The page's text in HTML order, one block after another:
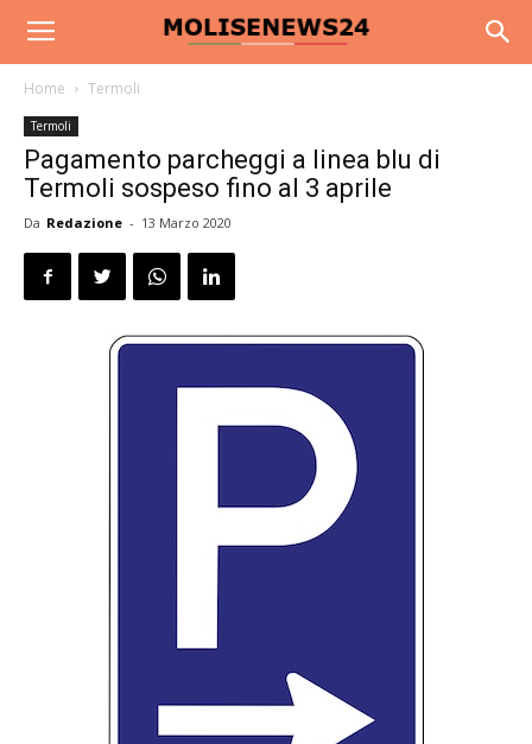
Home Termoli
Termoli
Pagamento parcheggi a linea blu di
Termoli sospeso fino al 3 aprile
Da Redazione - 13 Marzo 2020